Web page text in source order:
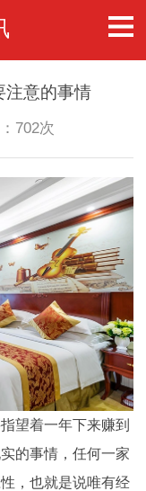
注意的事情
702次
望着一年下来赚到
的事情，任何一家
，也就是说唯有经